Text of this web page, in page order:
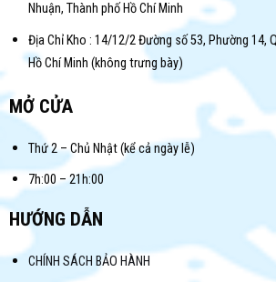
Nhuận, Thành phố Hồ Chí Minh
Địa Chỉ Kho : 14/12/2 Đường số 53, Phường 14,
Hồ Chí Minh (không trưng bày)
MỞ CỬA
Thứ 2 – Chủ Nhật (kể cả ngày lễ)
7h:00 – 21h:00
HƯỚNG DẪN
CHÍNH SÁCH BẢO HÀNH